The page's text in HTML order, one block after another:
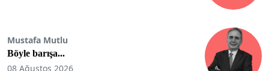
Mustafa Mutlu
Böyle barışa...
08 Ağustos 2026